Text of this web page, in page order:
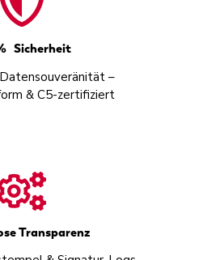
Sicherheit
–
& C5-zertifiziert
Transparenz